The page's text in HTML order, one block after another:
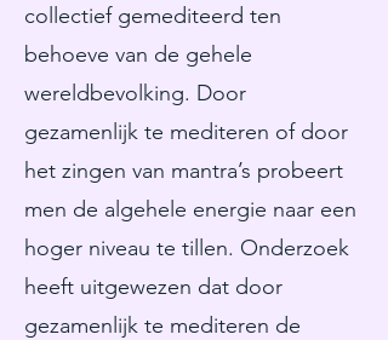
collectief gemediteerd ten
behoeve van de gehele
wereldbevolking. Door
gezamenlijk te mediteren of door
het zingen van mantra’s probeert
men de algehele energie naar een
hoger niveau te tillen. Onderzoek
heeft uitgewezen dat door
gezamenlijk te mediteren de